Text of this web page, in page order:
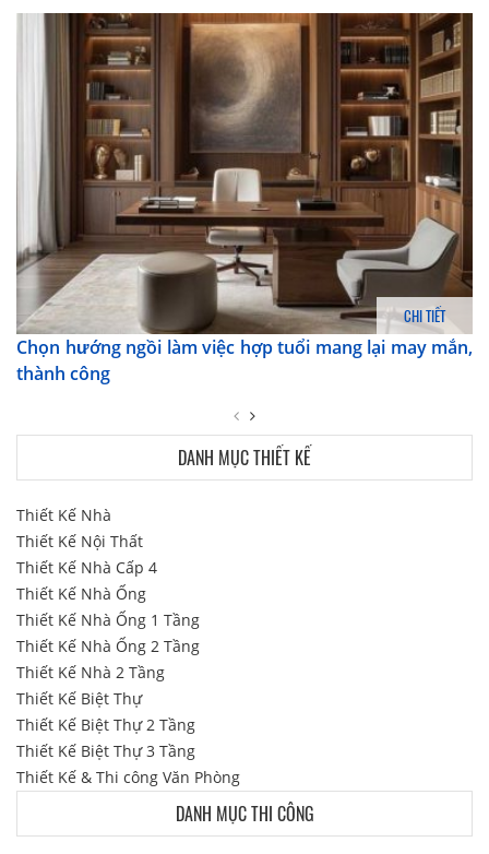
CHI TIẾT
Chọn hướng ngồi làm việc hợp tuổi mang lại may mắn,
thành công
DANH MỤC THIẾT KẾ
Thiết Kế Nhà
Thiết Kế Nội Thất
Thiết Kế Nhà Cấp 4
Thiết Kế Nhà Ống
Thiết Kế Nhà Ống 1 Tầng
Thiết Kế Nhà Ống 2 Tầng
Thiết Kế Nhà 2 Tầng
Thiết Kế Biệt Thự
Thiết Kế Biệt Thự 2 Tầng
Thiết Kế Biệt Thự 3 Tầng
Thiết Kế & Thi công Văn Phòng
DANH MỤC THI CÔNG